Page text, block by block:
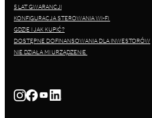
5 LAT GWARANCJI
KONFIGURACJA STEROWANIA WI-FI
GDZIE I JAK KUPIĆ?
DOSTĘPNE DOFINANSOWANIA DLA INWESTORÓW
NIE DZIAŁA MI URZĄDZENIE